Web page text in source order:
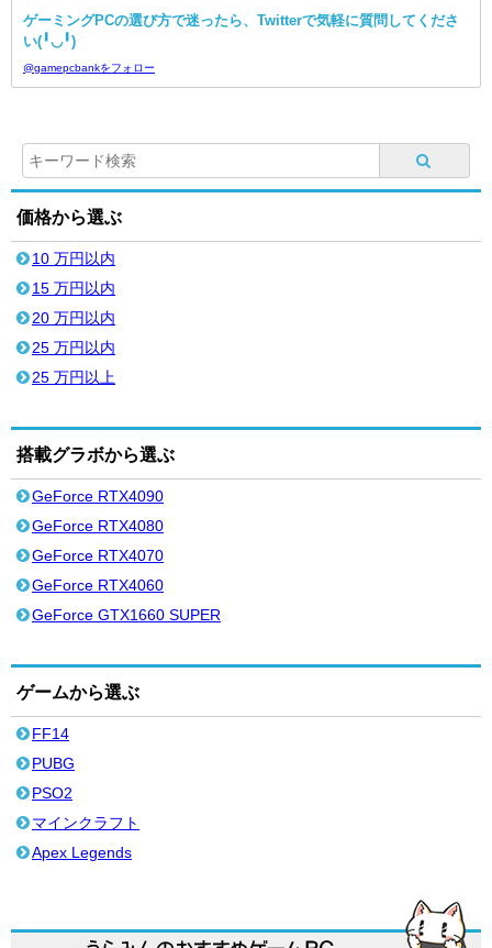
ゲーミングPCの選び方で迷ったら、Twitterで気軽に質問してくださ
い(╹◡╹)
@gamepcbankをフォロー
価格から選ぶ
10 万円以内
15 万円以内
20 万円以内
25 万円以内
25 万円以上
搭載グラボから選ぶ
GeForce RTX4090
GeForce RTX4080
GeForce RTX4070
GeForce RTX4060
GeForce GTX1660 SUPER
ゲームから選ぶ
FF14
PUBG
PSO2
マインクラフト
Apex Legends